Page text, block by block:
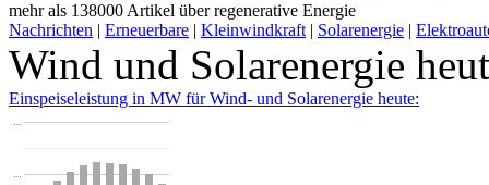
mehr als 138000 Artikel über regenerative Energie
Nachrichten | Erneuerbare | Kleinwindkraft | Solarenergie |
Wind und Solarenergie
Einspeiseleistung in MW für Wind- und Solarenergie heute:
…
…